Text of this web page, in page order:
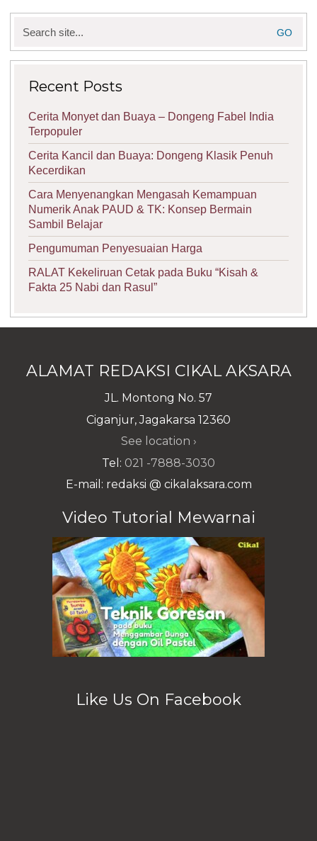
for:
Recent Posts
Cerita Monyet dan Buaya – Dongeng Fabel India
Terpopuler
Cerita Kancil dan Buaya: Dongeng Klasik Penuh
Kecerdikan
Cara Menyenangkan Mengasah Kemampuan
Numerik Anak PAUD & TK: Konsep Bermain
Sambil Belajar
Pengumuman Penyesuaian Harga
RALAT Kekeliruan Cetak pada Buku “Kisah &
Fakta 25 Nabi dan Rasul”
ALAMAT REDAKSI CIKAL AKSARA
JL. Montong No. 57
Ciganjur, Jagakarsa 12360
See location ›
Tel: 021 -7888-3030
E-mail: redaksi @ cikalaksara.com
Video Tutorial Mewarnai
Like Us On Facebook